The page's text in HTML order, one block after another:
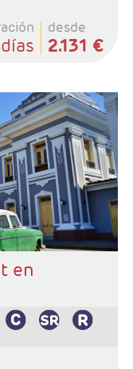
desde
2.131 €
2
en